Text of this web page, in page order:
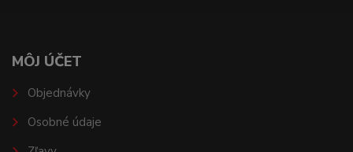
MÔJ ÚČET
Objednávky
Osobné údaje